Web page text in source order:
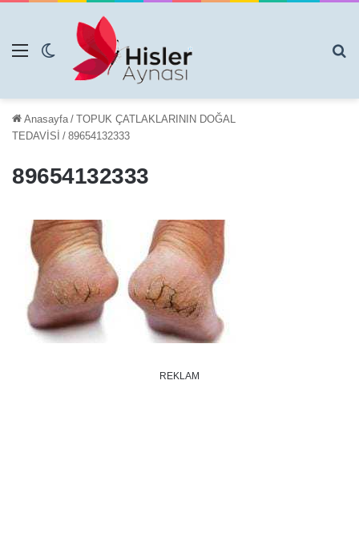
Menü Dış görünümü değiştir
Anasayfa / TOPUK ÇATLAKLARININ DOĞAL
TEDAVİSİ / 89654132333
89654132333
REKLAM